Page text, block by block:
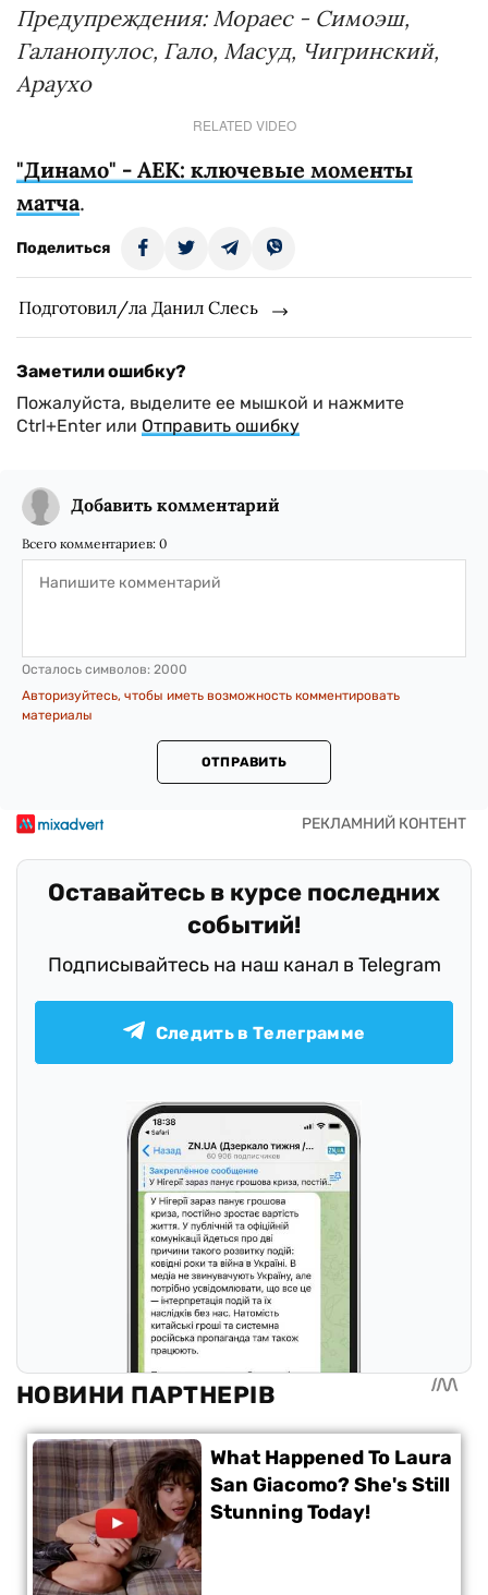
Предупреждения: Мораес - Симоэш,
Галанопулос, Гало, Масуд, Чигринский,
Араухо
RELATED VIDEO
"Динамо" - АЕК: ключевые моменты
матча.
Поделиться
Подготовил/ла Данил Слесь
Заметили ошибку?
Пожалуйста, выделите ее мышкой и нажмите
Ctrl+Enter или Отправить ошибку
Добавить комментарий
Всего комментариев: 0
Осталось символов: 2000
Авторизуйтесь, чтобы иметь возможность комментировать
материалы
ОТПРАВИТЬ
Оставайтесь в курсе последних
событий!
Подписывайтесь на наш канал в Telegram
Следить в Телеграмме